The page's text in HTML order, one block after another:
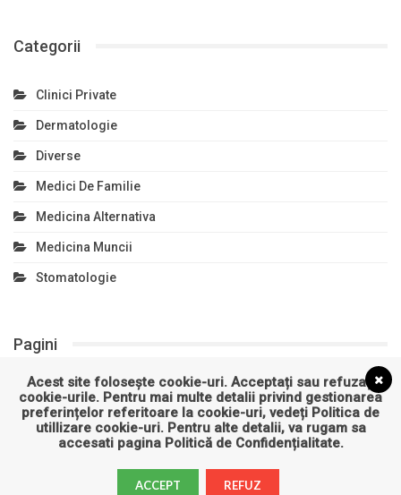
Categorii
Clinici Private
Dermatologie
Diverse
Medici De Familie
Medicina Alternativa
Medicina Muncii
Stomatologie
Pagini
Politică de confidențialitate
Politică privind fișierele cookies
Acest site folosește cookie-uri. Acceptați sau refuzați
cookie-urile. Pentru mai multe detalii privind gestionarea
preferințelor referitoare la cookie-uri, vedeți Politica de
utillizare cookie-uri. Pentru alte detalii, va rugam sa
accesati pagina Politică de Confidențialitate.
ACCEPT REFUZ